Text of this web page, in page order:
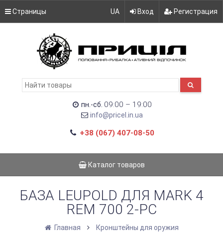
Страницы UA Вход Регистрация
пн.-сб. 09:00 – 19:00
info@pricel.in.ua
+38 (067) 407-08-50
Каталог товаров
БАЗА LEUPOLD ДЛЯ MARK 4
REM 700 2-PC
Главная
Кронштейны для оружия